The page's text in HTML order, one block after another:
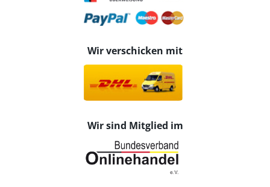
Wir verschicken mit
Wir sind Mitglied im